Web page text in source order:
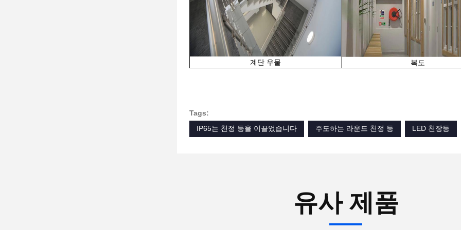
계단 우물 복도
Tags:
IP65는 천정 등을 이끌었습니다
주도하는 라운드 천정 등 LED 천장등
유사 제품